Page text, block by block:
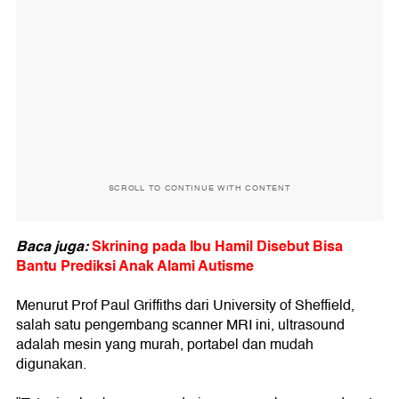
SCROLL TO CONTINUE WITH CONTENT
Baca juga:Skrining pada Ibu Hamil Disebut Bisa
Bantu Prediksi Anak Alami Autisme
Menurut Prof Paul Griffiths dari University of Sheffield,
salah satu pengembang scanner MRI ini, ultrasound
adalah mesin yang murah, portabel dan mudah
digunakan.